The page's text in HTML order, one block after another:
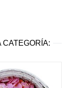
CATEGORÍA: